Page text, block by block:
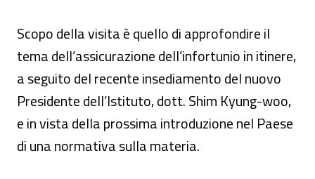
Scopo della visita è quello di approfondire il
tema dell’assicurazione dell’infortunio in itinere,
a seguito del recente insediamento del nuovo
Presidente dell’Istituto, dott. Shim Kyung-woo,
e in vista della prossima introduzione nel Paese
di una normativa sulla materia.